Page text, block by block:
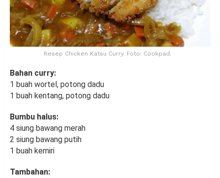
Resep Chicken Katsu Curry. Foto: Cookpad.
Bahan curry:
1 buah wortel, potong dadu
1 buah kentang, potong dadu
Bumbu halus:
4 siung bawang merah
2 siung bawang putih
1 buah kemiri
Tambahan: